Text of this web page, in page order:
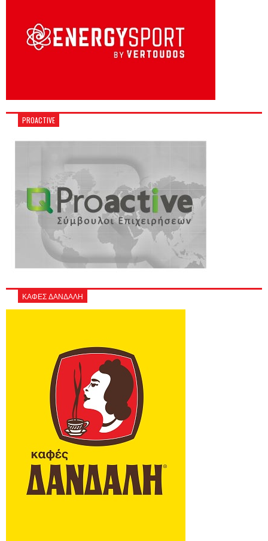
PROACTIVE
ΚΑΦΕΣ ΔΑΝΔΑΛΗ